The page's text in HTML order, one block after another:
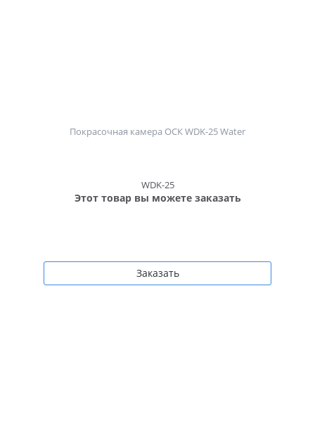
Покрасочная камера ОСК WDK-25 Water
WDK-25
Этот товар вы можете заказать
Заказать